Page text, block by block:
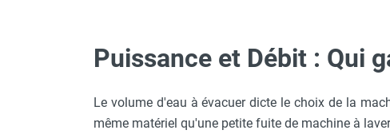
Puissance et Débit : Qui
Le volume d'eau à évacuer dicte le choix de la
même matériel qu'une petite fuite de machine à